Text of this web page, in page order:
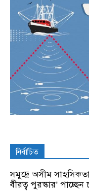
নির্বাচিত
সমুদ্রে অসীম
বীরত্ব পুরস্কার’